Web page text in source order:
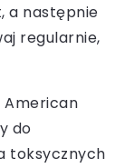
a następnie
regularnie,
American
do
toksycznych